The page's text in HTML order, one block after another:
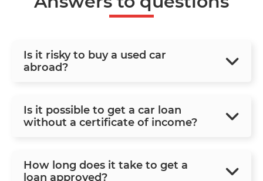
Is it risky to buy a used car
abroad?
Is it possible to get a car loan
without a certificate of income?
How long does it take to get a
loan approved?